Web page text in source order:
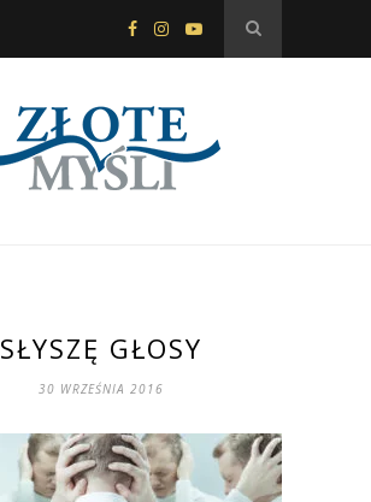
SŁYSZĘ GŁOSY
30 WRZEŚNIA 2016